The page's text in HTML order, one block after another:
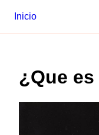
Inicio
¿Que es